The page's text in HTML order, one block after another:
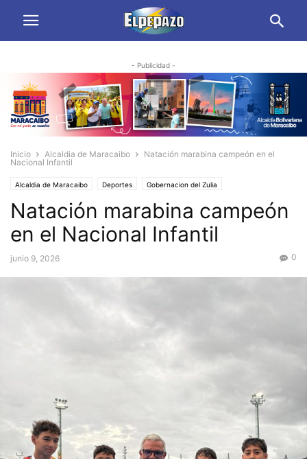
- Publicidad -
Inicio Alcaldia de Maracaibo
Natación marabina campeón en el
Nacional Infantil
Alcaldia de Maracaibo Deportes Gobernacion del Zulia
Natación marabina campeón
en el Nacional Infantil
junio 9, 2026 0